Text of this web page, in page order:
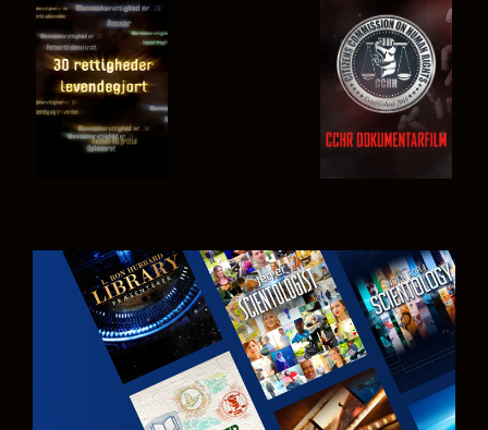
SE SE
SE
UDFORSK
SERIEN